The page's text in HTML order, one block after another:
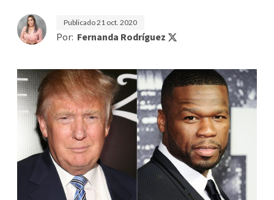
Publicado21 oct. 2020
Por: Fernanda Rodríguez